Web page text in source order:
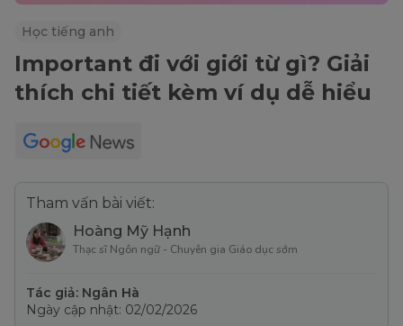
Học tiếng anh
Important đi với giới từ gì? Giải
thích chi tiết kèm ví dụ dễ hiểu
Tham vấn bài viết:
Hoàng Mỹ Hạnh
Thạc sĩ Ngôn ngữ - Chuyên gia Giáo dục sớm
Tác giả: Ngân Hà
Ngày cập nhật: 02/02/2026